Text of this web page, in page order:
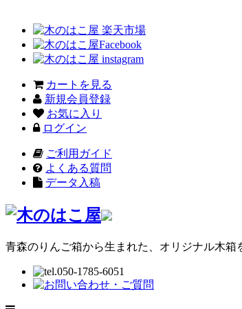
カートを見る
新規会員登録
お気に入り
ログイン
ご利用ガイド
よくある質問
データ入稿
青森のりんご箱から生まれた、オリジナル木